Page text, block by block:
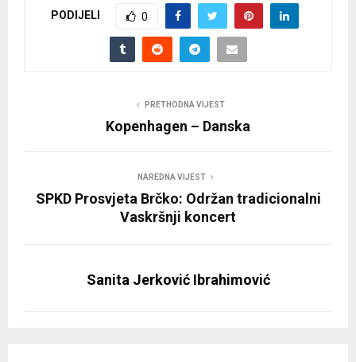
PODIJELI 0
PRETHODNA VIJEST
Kopenhagen – Danska
NAREDNA VIJEST
SPKD Prosvjeta Brčko: Održan tradicionalni
Vaskršnji koncert
Sanita Jerković Ibrahimović